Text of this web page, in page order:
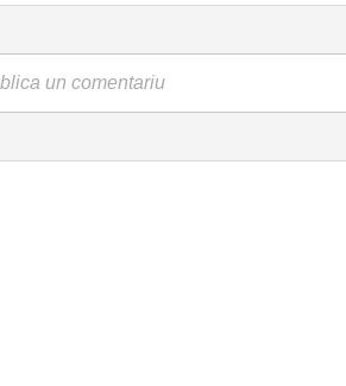
un comentariu